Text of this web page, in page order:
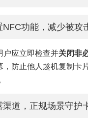
NFC功能，减少被攻
户应立即检查并关闭非
防止他人趁机复制卡
道，正规场景守护